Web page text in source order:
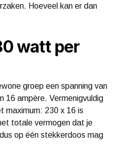
Hoeveel kan er dan
watt per
groep een spanning van
16 ampère. Vermenigvuldig
maximum: 230 x 16 is
totale vermogen dat je
op één stekkerdoos mag